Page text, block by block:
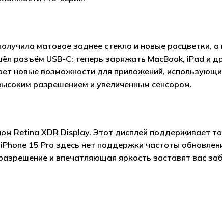
матовое заднее стекло и новые расцветки,
разъём USB-C: теперь заряжать MacBook, iPad и
новые возможности для приложений,
разрешением и увеличенным сенсором.
Retina XDR Display. Этот дисплей поддерживает
15 Pro здесь нет поддержки частоты
и впечатляющая яркость заставят вас